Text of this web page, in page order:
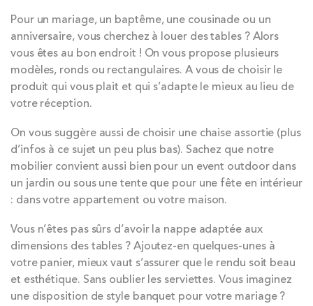
Pour un mariage, un baptême, une cousinade ou un
anniversaire, vous cherchez à louer des tables ? Alors
vous êtes au bon endroit ! On vous propose plusieurs
modèles, ronds ou rectangulaires. A vous de choisir le
produit qui vous plait et qui s’adapte le mieux au lieu de
votre réception.
On vous suggère aussi de choisir une chaise assortie (plus
d’infos à ce sujet un peu plus bas). Sachez que notre
mobilier convient aussi bien pour un event outdoor dans
un jardin ou sous une tente que pour une fête en intérieur
: dans votre appartement ou votre maison.
Vous n’êtes pas sûrs d’avoir la nappe adaptée aux
dimensions des tables ? Ajoutez-en quelques-unes à
votre panier, mieux vaut s’assurer que le rendu soit beau
et esthétique. Sans oublier les serviettes. Vous imaginez
une disposition de style banquet pour votre mariage ?